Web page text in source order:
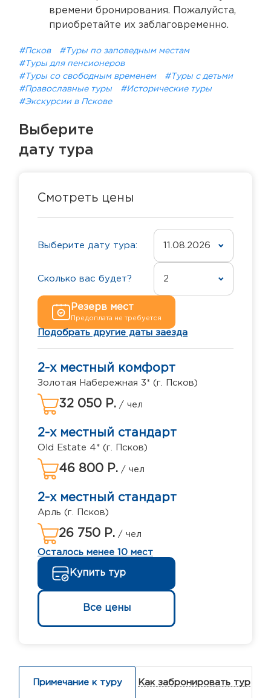
времени бронирования. Пожалуйста,
приобретайте их заблаговременно.
#Псков
#Туры по заповедным местам
#Туры для пенсионеров
#Туры со свободным временем
#Туры с детьми
#Православные туры
#Исторические туры
#Экскурсии в Пскове
Выберите
дату тура
Смотреть цены
Выберите дату тура: 11.08.2026
Сколько вас будет? 2
Резерв мест
Предоплата не требуется
Подобрать другие даты заезда
2-х местный комфорт
Золотая Набережная 3* (г. Псков)
32 050 Р. / чел
2-х местный стандарт
Old Estate 4* (г. Псков)
46 800 Р. / чел
2-х местный стандарт
Арль (г. Псков)
26 750 Р. / чел
Осталось менее 10 мест
Купить тур
Все цены
Примечание к туру Как забронировать тур